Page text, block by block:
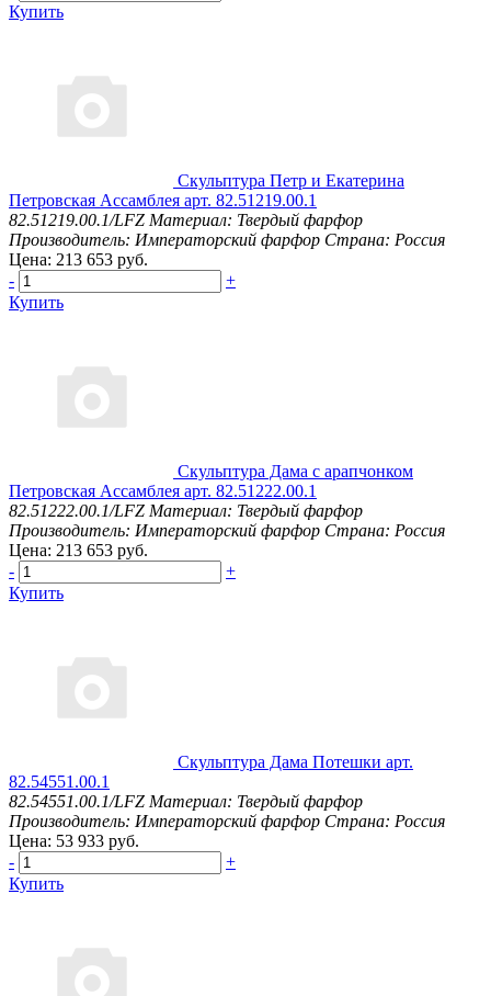
Купить
Скульптура Петр и Екатерина
Петровская Ассамблея арт. 82.51219.00.1
82.51219.00.1/LFZ Материал: Твердый фарфор
Производитель: Императорский фарфор Страна: Россия
Цена: 213 653 руб.
-
+
Купить
Скульптура Дама с арапчонком
Петровская Ассамблея арт. 82.51222.00.1
82.51222.00.1/LFZ Материал: Твердый фарфор
Производитель: Императорский фарфор Страна: Россия
Цена: 213 653 руб.
-
+
Купить
Скульптура Дама Потешки арт.
82.54551.00.1
82.54551.00.1/LFZ Материал: Твердый фарфор
Производитель: Императорский фарфор Страна: Россия
Цена: 53 933 руб.
-
+
Купить